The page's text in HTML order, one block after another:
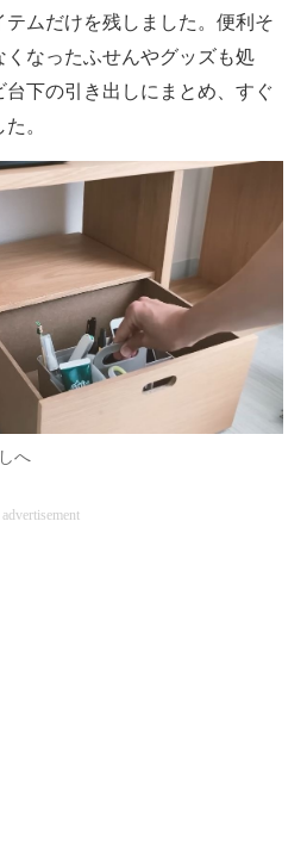
ムだけを残しました。便利そ
くなったふせんやグッズも処
下の引き出しにまとめ、すぐ
。
へ
advertisement